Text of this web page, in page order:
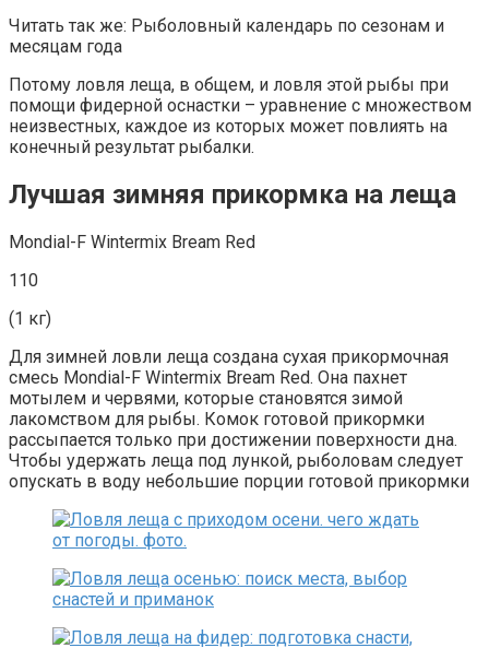
Читать так же: Рыболовный календарь по сезонам и
месяцам года
Потому ловля леща, в общем, и ловля этой рыбы при
помощи фидерной оснастки – уравнение с множеством
неизвестных, каждое из которых может повлиять на
конечный результат рыбалки.
Лучшая зимняя прикормка на леща
Mondial-F Wintermix Bream Red
110
(1 кг)
Для зимней ловли леща создана сухая прикормочная
смесь Mondial-F Wintermix Bream Red. Она пахнет
мотылем и червями, которые становятся зимой
лакомством для рыбы. Комок готовой прикормки
рассыпается только при достижении поверхности дна.
Чтобы удержать леща под лункой, рыболовам следует
опускать в воду небольшие порции готовой прикормки